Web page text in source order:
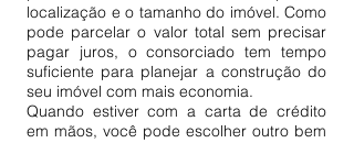
localização e o tamanho do imóvel. Como
pode parcelar o valor total sem precisar
pagar juros, o consorciado tem tempo
suficiente para planejar a construção do
seu imóvel com mais economia.
Quando estiver com a carta de crédito
em mãos, você pode escolher outro bem